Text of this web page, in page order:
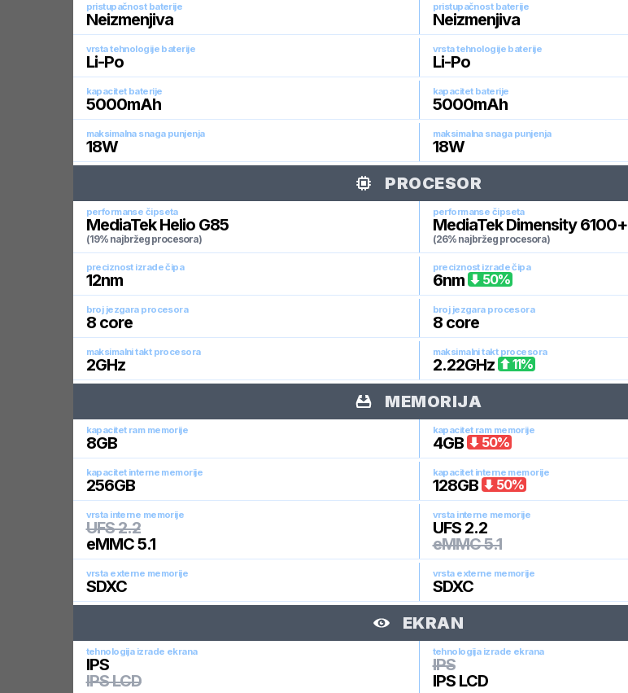
pristupačnost baterije
Neizmenjiva
pristupačnost baterije
Neizmenjiva
vrsta tehnologije baterije
Li-Po
vrsta tehnologije baterije
Li-Po
kapacitet baterije
5000mAh
kapacitet baterije
5000mAh
maksimalna snaga punjenja
18W
maksimalna snaga punjenja
18W
PROCESOR
performanse čipseta
MediaTek Helio G85
(19% najbržeg procesora)
performanse čipseta
MediaTek Dimensity 6100+
(26% najbržeg procesora)
preciznost izrade čipa
12nm
preciznost izrade čipa
6nm 50%
broj jezgara procesora
8core
broj jezgara procesora
8core
maksimalni takt procesora
2GHz
maksimalni takt procesora
2.22GHz 11%
MEMORIJA
kapacitet ram memorije
8GB
kapacitet ram memorije
4GB 50%
kapacitet interne memorije
256GB
kapacitet interne memorije
128GB 50%
vrsta interne memorije
UFS 2.2
eMMC 5.1
vrsta interne memorije
UFS 2.2
eMMC 5.1
vrsta externe memorije
SDXC
vrsta externe memorije
SDXC
EKRAN
tehnologija izrade ekrana
IPS
IPS LCD
tehnologija izrade ekrana
IPS
IPS LCD